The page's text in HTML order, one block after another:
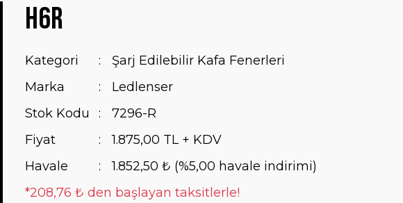
H6R
Kategori
Şarj Edilebilir Kafa Fenerleri
Marka
Ledlenser
Stok Kodu
7296-R
Fiyat
1.875,00 TL + KDV
Havale
1.852,50 ₺ (%5,00 havale indirimi)
*208,76 ₺ den başlayan taksitlerle!